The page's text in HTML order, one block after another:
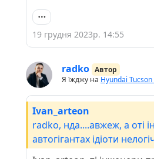
19 грудня 2023р. 14:55
radko Автор
Я їжджу на Hyundai Tucson
Ivan_arteon
radko, нда....авжеж, а оті
автогігантах ідіоти